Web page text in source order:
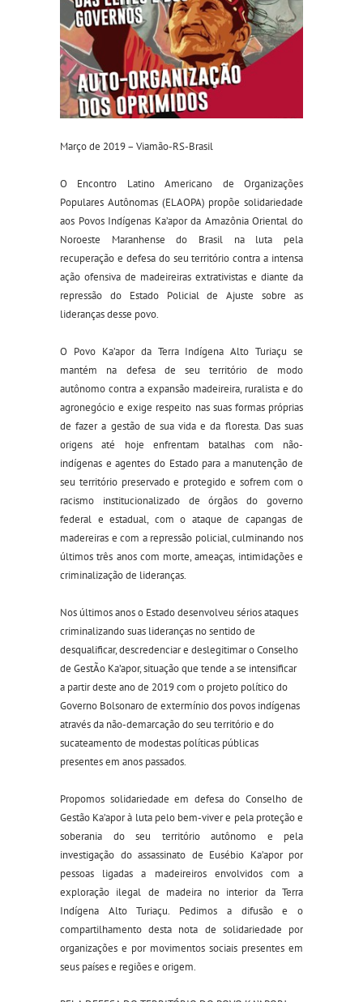
Março de 2019 – Viamão-RS-Brasil
O Encontro Latino Americano de Organizações
Populares Autônomas (ELAOPA) propõe solidariedade
aos Povos Indígenas Ka’apor da Amazônia Oriental do
Noroeste Maranhense do Brasil na luta pela
recuperação e defesa do seu território contra a intensa
ação ofensiva de madeireiras extrativistas e diante da
repressão do Estado Policial de Ajuste sobre as
lideranças desse povo.
O Povo Ka’apor da Terra Indígena Alto Turiaçu se
mantém na defesa de seu território de modo
autônomo contra a expansão madeireira, ruralista e do
agronegócio e exige respeito nas suas formas próprias
de fazer a gestão de sua vida e da floresta. Das suas
origens até hoje enfrentam batalhas com não-
indígenas e agentes do Estado para a manutenção de
seu território preservado e protegido e sofrem com o
racismo institucionalizado de órgãos do governo
federal e estadual, com o ataque de capangas de
madereiras e com a repressão policial, culminando nos
últimos três anos com morte, ameaças, intimidações e
criminalização de lideranças.
Nos últimos anos o Estado desenvolveu sérios ataques
criminalizando suas lideranças no sentido de
desqualificar, descredenciar e deslegitimar o Conselho
de GestÃo Ka’apor, situação que tende a se intensificar
a partir deste ano de 2019 com o projeto político do
Governo Bolsonaro de extermínio dos povos indígenas
através da não-demarcação do seu território e do
sucateamento de modestas políticas públicas
presentes em anos passados.
Propomos solidariedade em defesa do Conselho de
Gestão Ka’apor à luta pelo bem-viver e pela proteção e
soberania do seu território autônomo e pela
investigação do assassinato de Eusébio Ka’apor por
pessoas ligadas a madeireiros envolvidos com a
exploração ilegal de madeira no interior da Terra
Indígena Alto Turiaçu. Pedimos a difusão e o
compartilhamento desta nota de solidariedade por
organizações e por movimentos sociais presentes em
seus países e regiões e origem.